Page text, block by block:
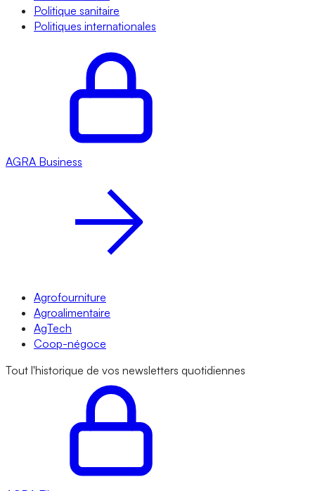
Politique sanitaire
Politiques internationales
AGRA Business
Agrofourniture
Agroalimentaire
AgTech
Coop-négoce
Tout l'historique de vos newsletters quotidiennes